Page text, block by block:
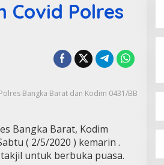
Covid Polres
Bangka Barat dan Kodim 0431/BB
Bangka Barat, Kodim
( 2/5/2020 ) kemarin .
untuk berbuka puasa.